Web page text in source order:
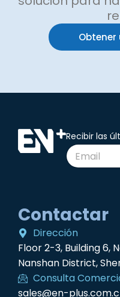
Recibir las
Contactar
Dirección
Floor 2-3, Building 6,
Nanshan District,
Consulta
sales@en-